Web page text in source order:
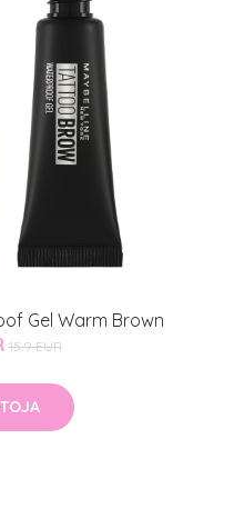
Gel Warm Brown
15.9 EUR
Sponsoriltamme
Kauppa
konsultaatio